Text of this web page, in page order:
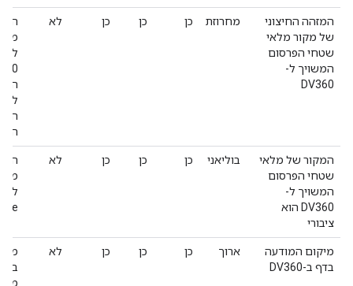
המזהה החיצוני
של מקור מלאי
שטחי הפרסום
המשויך ל-
DV360
מחרוזת כן כן כן לא
המקור של מלאי
שטחי הפרסום
המשויך ל-
DV360 הוא
ציבורי
בוליאני כן כן כן
לא
מיקום המודעה
בדף ב-DV360
ארוך כן כן כן לא